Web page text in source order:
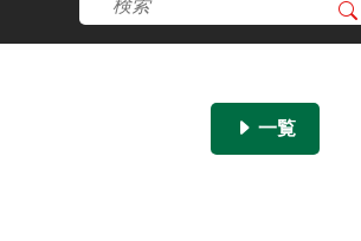
一覧